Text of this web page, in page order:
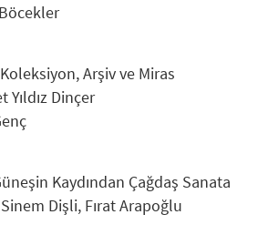
Arşiv ve Miras
Dinçer
Kaydından Çağdaş Sanata
Dişli, Fırat Arapoğlu